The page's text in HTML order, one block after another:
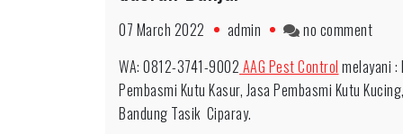
07 March 2022 admin no commenton
3741-
WA: 0812-3741-9002 AAG Pest Control melayani :
Pembasmi Kutu Kasur, Jasa Pembasmi Kutu
Bandung Tasik Ciparay.